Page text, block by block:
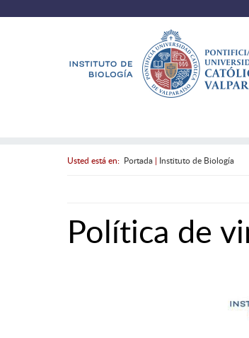
Usted está en: Portada| Instituto de Biología
Política de